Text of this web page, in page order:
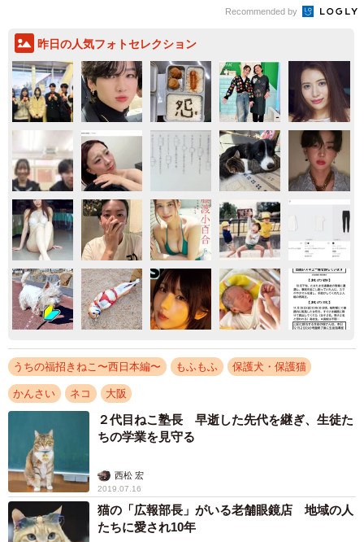
Recommended by
昨日の人気フォトセレクション
うちの福招きねこ〜西日本編〜 もふもふ 保護犬・保護猫
かんさい ネコ 大阪
２代目ねこ塾長 早逝した先代を継ぎ、生徒た
ちの学業を見守る
西松 宏
2019.07.16
猫の「広報部長」がいる老舗眼鏡店 地域の人
たちに愛され10年